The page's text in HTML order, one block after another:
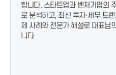
합니다. 스타트업과 벤처기업의
로 분석하고, 최신 투자·세무 트
제 사례와 전문가 해설로 대표님
니다.